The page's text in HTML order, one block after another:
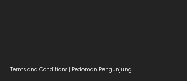
Terms and Conditions | Pedoman Pengunjung